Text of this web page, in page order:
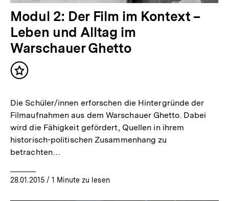
Modul 2: Der Film im Kontext –
Leben und Alltag im
Warschauer Ghetto
Inhalt
Die Schüler/innen erforschen die Hintergründe der
Filmaufnahmen aus dem Warschauer Ghetto. Dabei
wird die Fähigkeit gefördert, Quellen in ihrem
historisch-politischen Zusammenhang zu
betrachten…
28.01.2015/ 1 Minute zu lesen